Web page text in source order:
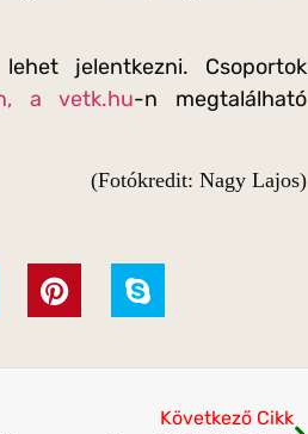
jelentkezni. Csoportok
a vetk.hu-n megtalálható
(Fotókredit: Nagy Lajos)
Következő Cikk